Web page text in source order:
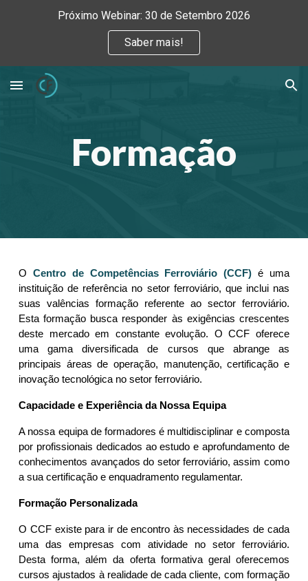
Próximo Webinar: 30 de Setembro 2026
Saber mais!
Formação
OCentro de Competências Ferroviário (CCF)é uma
instituição de referência no setor ferroviário, que inclui nas
suas valências formação referente ao sector ferroviário.
Esta formação busca responder às exigências crescentes
deste mercado em constante evolução. O CCF oferece
uma gama diversificada de cursos que abrange as
principais áreas de operação, manutenção, certificação e
inovação tecnológica no setor ferroviário.
Capacidade e Experiência da Nossa Equipa
A nossa equipa de formadores é multidisciplinar e composta
por profissionais dedicados ao estudo e aprofundamento de
conhecimentos avançados do setor ferroviário, assim como
a sua certificação e enquadramento regulamentar.
Formação Personalizada
O CCF existe para ir de encontro às necessidades de cada
uma das empresas com atividade no setor ferroviário.
Desta forma, além da oferta formativa geral oferecemos
cursos ajustados à realidade de cada cliente, com formação